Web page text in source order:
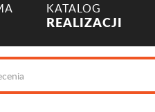
KATALOG
REALIZACJI